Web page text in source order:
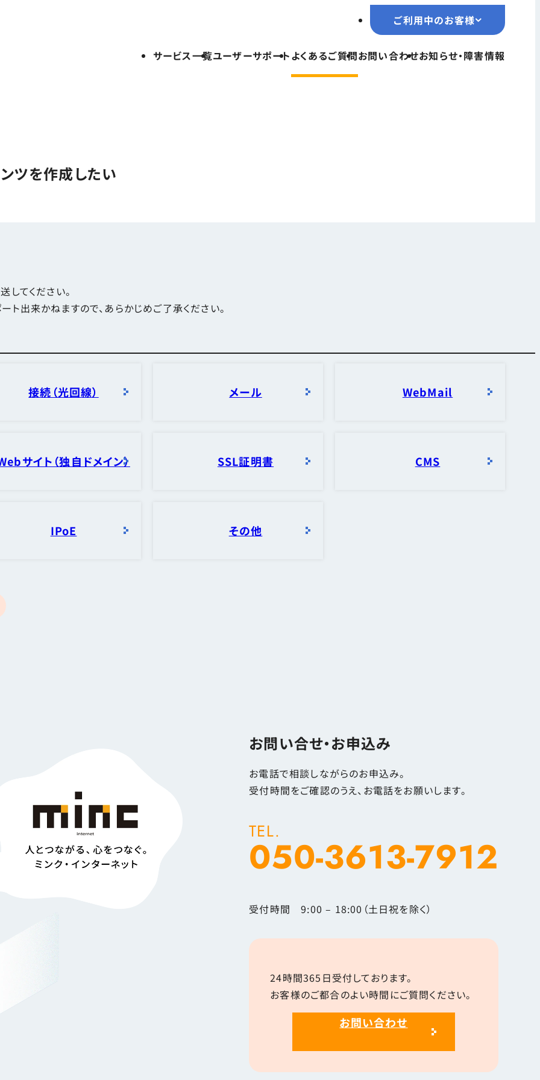
サービス一覧ユーザーサポートよくあるご質問お問い合わせお知らせ・障害情報
ご利用中のお客様
ご利用中のお客様
TOPページ
ツを作成したい
してください。
出来かねますので、あらかじめご了承ください。
接続（光回線） メール WebMail
サイト（独自ドメイン） SSL証明書 CMS
IPoE その他
お問い合せ・お申込み
お電話で相談しながらのお申込み。
受付時間をご確認のうえ、お電話をお願いします。
TEL.
050-3613-7912
受付時間 9:00 – 18:00（土日祝を除く）
24時間365日受付しております。
お客様のご都合のよい時間にご質問ください。
お問い合わせ